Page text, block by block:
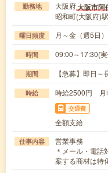
勤務地 大阪府大阪市阿
昭和町(大阪府)
曜日頻度 月～金（週5日
時間 09:00～17:30(
期間 【急募】即日
時給 時給2500円 月
交通費
全額支給
仕事内容
営業事務
＊メール・電
案する商材は特